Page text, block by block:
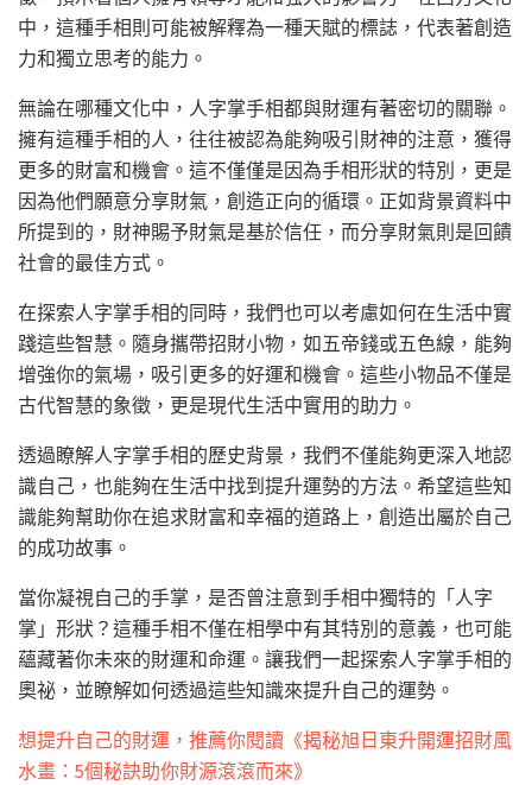
中，這種手相則可能被解釋為一種天賦的標誌，代表著創造
力和獨立思考的能力。
無論在哪種文化中，人字掌手相都與財運有著密切的關聯。
擁有這種手相的人，往往被認為能夠吸引財神的注意，獲得
更多的財富和機會。這不僅僅是因為手相形狀的特別，更是
因為他們願意分享財氣，創造正向的循環。正如背景資料中
所提到的，財神賜予財氣是基於信任，而分享財氣則是回饋
社會的最佳方式。
在探索人字掌手相的同時，我們也可以考慮如何在生活中實
踐這些智慧。隨身攜帶招財小物，如五帝錢或五色線，能夠
增強你的氣場，吸引更多的好運和機會。這些小物品不僅是
古代智慧的象徵，更是現代生活中實用的助力。
透過瞭解人字掌手相的歷史背景，我們不僅能夠更深入地認
識自己，也能夠在生活中找到提升運勢的方法。希望這些知
識能夠幫助你在追求財富和幸福的道路上，創造出屬於自己
的成功故事。
當你凝視自己的手掌，是否曾注意到手相中獨特的「人字
掌」形狀？這種手相不僅在相學中有其特別的意義，也可能
蘊藏著你未來的財運和命運。讓我們一起探索人字掌手相的
奧祕，並瞭解如何透過這些知識來提升自己的運勢。
想提升自己的財運，推薦你閱讀《揭秘旭日東升開運招財風
水畫：5個秘訣助你財源滾滾而來》